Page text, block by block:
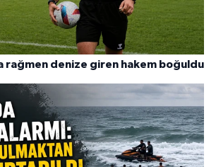
rağmen denize giren hakem boğuldu